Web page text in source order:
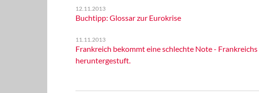
12.11.2013
Buchtipp: Glossar zur Eurokrise
11.11.2013
Frankreich bekommt eine schlechte Note -
heruntergestuft.